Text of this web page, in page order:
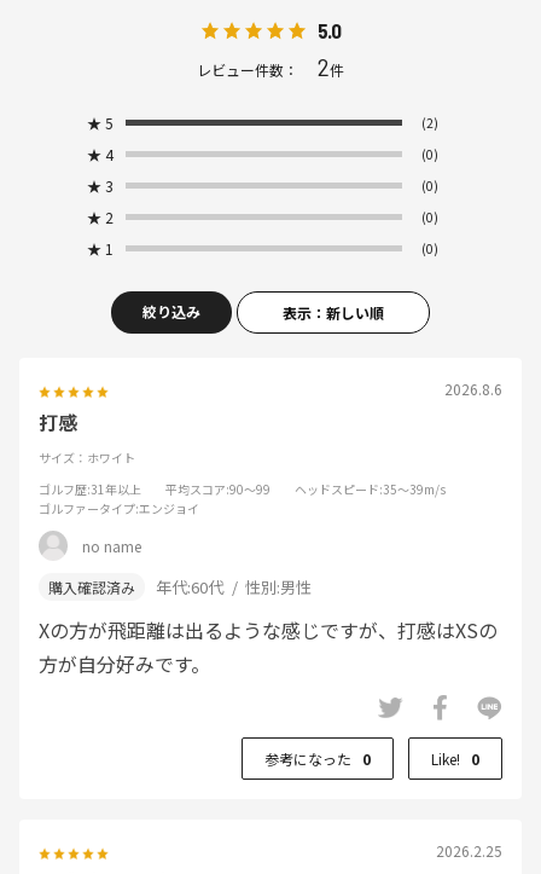
5.0
レビュー件数： 2件
★ 5 (2)
★ 4 (0)
★ 3 (0)
★ 2 (0)
★ 1 (0)
絞り込み 表示：新しい順
2026.8.6
打感
サイズ：ホワイト
ゴルフ歴:31年以上 平均スコア:90～99 ヘッドスピード:35～39m/s
ゴルファータイプ:エンジョイ
no name
年代:60代 性別:男性
Xの方が飛距離は出るような感じですが、打感はXSの
方が自分好みです。
参考になった 0 Like! 0
2026.2.25